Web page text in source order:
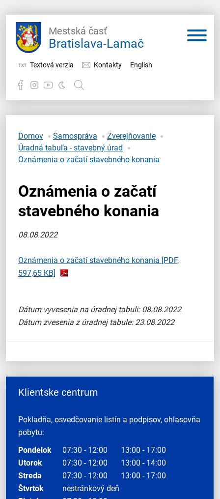
Mestská časť
Bratislava-Lamač
Textová verzia Kontakty English
Samospráva
Miestny úrad
Domov Samospráva
Zverejňovanie
Úradná tabuľa - stavebný úrad
Oznámenia o začatí stavebného konania
Oznámenia o začatí
stavebného konania
08.08.2022
Oznámenia o začatí stavebného konania [PDF,
597,65 KB]
Dátum vyvesenia na úradnej tabuli: 08.08.2022
Dátum zvesenia z úradnej tabule: 23.08.2022
Klientske centrum
Pokladňa, osvedčovanie listín a podpisov, ohlasovňa
pobytu:
Pondelok
07:30 - 12:00
13:00 - 17:00
Utorok
07:30 - 12:00
13:00 - 14:00
Streda
07:30 - 12:00
13:00 - 17:00
Štvrtok
nestránkový deň